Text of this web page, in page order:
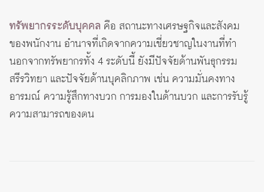
ทรัพยากรระดับบุคคล คือ สถานะทางเศรษฐกิจและสังคม
ของพนักงาน อำนาจที่เกิดจากความเชี่ยวชาญในงานที่ทำ
นอกจากทรัพยากรทั้ง 4 ระดับนี้ ยังมีปัจจัยด้านพันธุกรรม
สรีรวิทยา และปัจจัยด้านบุคลิกภาพ เช่น ความมั่นคงทาง
อารมณ์ ความรู้สึกทางบวก การมองในด้านบวก และการรับรู้
ความสามารถของตน